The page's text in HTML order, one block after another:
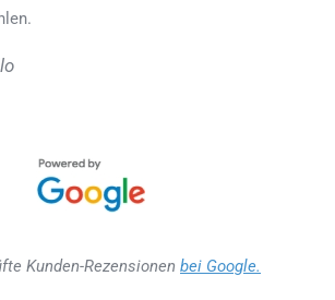
Kunden-Rezensionen bei Google.